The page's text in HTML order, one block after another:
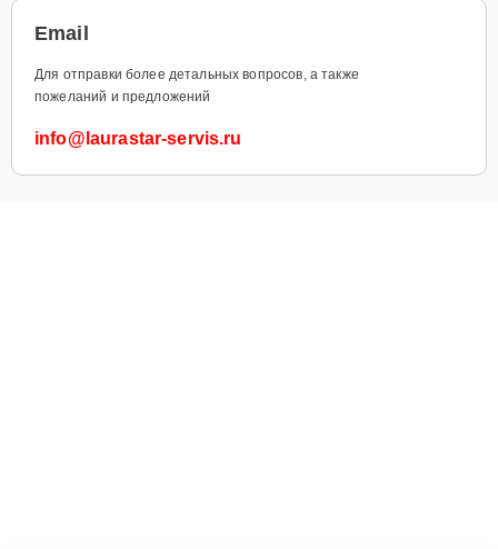
Email
Для отправки более детальных вопросов, а также
пожеланий и предложений
info@laurastar-servis.ru